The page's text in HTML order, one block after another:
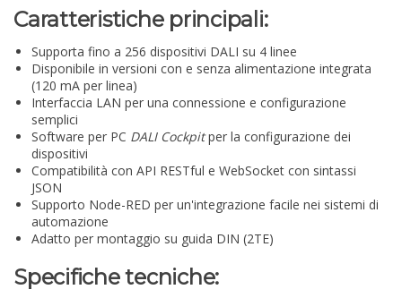
Caratteristiche principali:
Supporta fino a 256 dispositivi DALI su 4 linee
Disponibile in versioni con e senza alimentazione integrata
(120 mA per linea)
Interfaccia LAN per una connessione e configurazione
semplici
Software per PC DALI Cockpitper la configurazione dei
dispositivi
Compatibilità con API RESTful e WebSocket con sintassi
JSON
Supporto Node-RED per un'integrazione facile nei sistemi di
automazione
Adatto per montaggio su guida DIN (2TE)
Specifiche tecniche: